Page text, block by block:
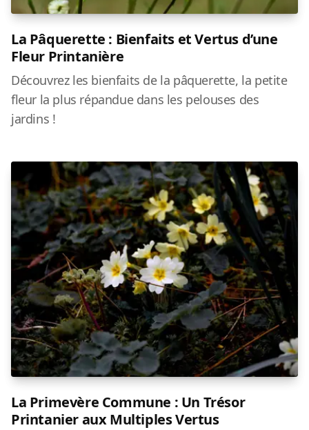
La Pâquerette : Bienfaits et Vertus d’une
Fleur Printanière
Découvrez les bienfaits de la pâquerette, la petite
fleur la plus répandue dans les pelouses des
jardins !
La Primevère Commune : Un Trésor
Printanier aux Multiples Vertus